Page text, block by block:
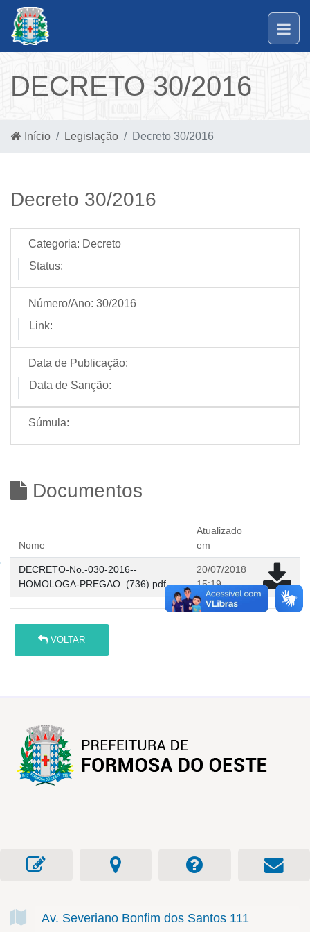
DECRETO 30/2016
Início Legislação Decreto 30/2016
Decreto 30/2016
Categoria: Decreto
Status:
Número/Ano: 30/2016
Link:
Data de Publicação:
Data de Sanção:
Súmula:
Documentos
Nome
Atualizado
em
DECRETO-No.-030-2016--
HOMOLOGA-PREGAO_(736).pdf
20/07/2018
15:19
VOLTAR
Av. Severiano Bonfim dos Santos 111